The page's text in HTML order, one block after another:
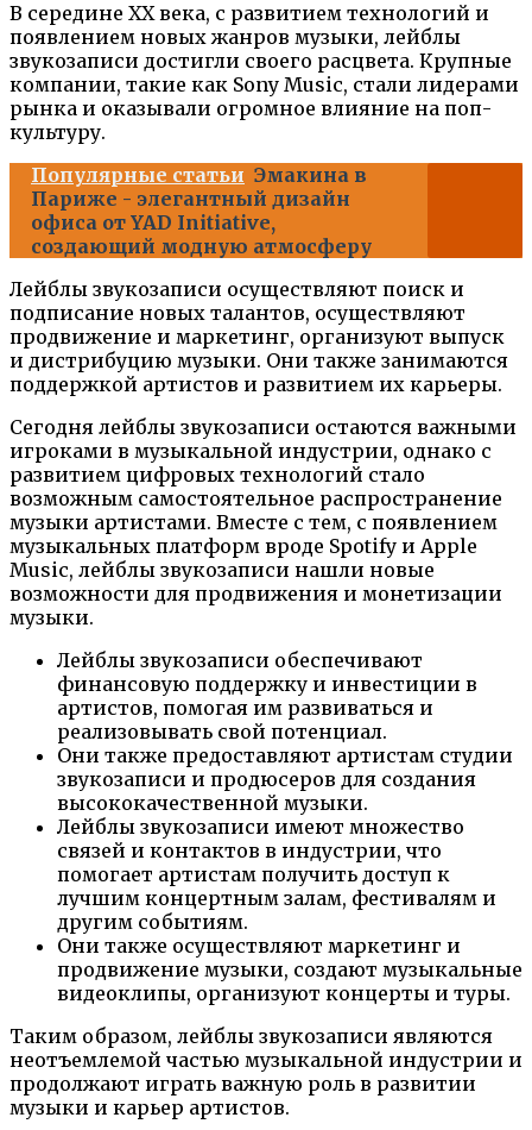
В середине XX века, с развитием технологий и
появлением новых жанров музыки, лейблы
звукозаписи достигли своего расцвета. Крупные
компании, такие как Sony Music, стали лидерами
рынка и оказывали огромное влияние на поп-
культуру.
Популярные статьи Эмакина в
Париже - элегантный дизайн
офиса от YAD Initiative,
создающий модную атмосферу
Лейблы звукозаписи осуществляют поиск и
подписание новых талантов, осуществляют
продвижение и маркетинг, организуют выпуск
и дистрибуцию музыки. Они также занимаются
поддержкой артистов и развитием их карьеры.
Сегодня лейблы звукозаписи остаются важными
игроками в музыкальной индустрии, однако с
развитием цифровых технологий стало
возможным самостоятельное распространение
музыки артистами. Вместе с тем, с появлением
музыкальных платформ вроде Spotify и Apple
Music, лейблы звукозаписи нашли новые
возможности для продвижения и монетизации
музыки.
Лейблы звукозаписи обеспечивают
финансовую поддержку и инвестиции в
артистов, помогая им развиваться и
реализовывать свой потенциал.
Они также предоставляют артистам студии
звукозаписи и продюсеров для создания
высококачественной музыки.
Лейблы звукозаписи имеют множество
связей и контактов в индустрии, что
помогает артистам получить доступ к
лучшим концертным залам, фестивалям и
другим событиям.
Они также осуществляют маркетинг и
продвижение музыки, создают музыкальные
видеоклипы, организуют концерты и туры.
Таким образом, лейблы звукозаписи являются
неотъемлемой частью музыкальной индустрии и
продолжают играть важную роль в развитии
музыки и карьер артистов.